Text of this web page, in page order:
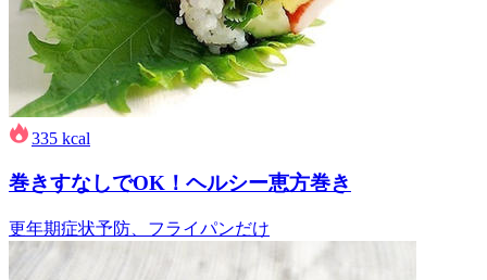
335 kcal
巻きすなしでOK！ヘルシー恵方巻き
更年期症状予防、フライパンだけ